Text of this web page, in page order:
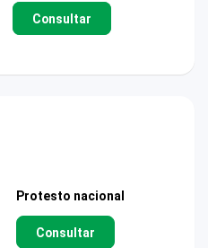
Consultar
Protesto nacional
Consultar